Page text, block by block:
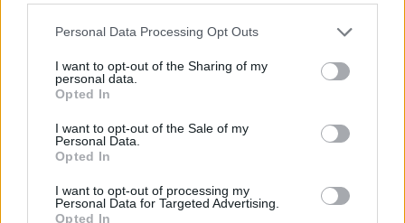
Personal Data Processing Opt Outs
I want to opt-out of the Sharing of my
personal data.
Opted In
I want to opt-out of the Sale of my
Personal Data.
Opted In
I want to opt-out of processing my
Personal Data for Targeted Advertising.
Opted In
del dato.
Promover buenas prácticas en analítica y toma de
REQUISITOS DEL PERFIL
Experiencia mínima de un año en las tareas descritas en la
oferta.
Data.
Formación Profesional de Grado Superior en Desarrollo de